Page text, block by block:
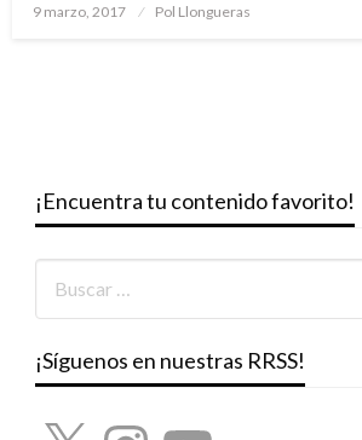
Publicado
9 marzo, 2017 Pol Llongueras
¡Encuentra tu contenido favorito!
¡Síguenos en nuestras RRSS!
X InstagramYouTube